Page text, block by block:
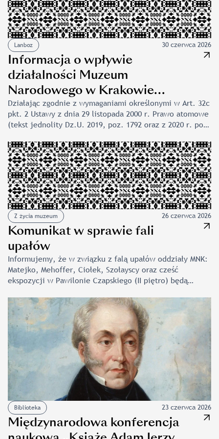
sierpnia 2026 roku na stronie whr.muzhp.pl. Plebiscyt
od lat pokazuje, że historia może przyciągać tłumy
i inspirować do rozmowy o przeszłości w nowoczesny,
angażujący sposób. W tegorocznej edycji […]
Lanboz 30 czerwca 2026
Informacja o wpływie
działalności Muzeum
Narodowego w Krakowie
na zdrowie ludzi i środowisko
Działając zgodnie z wymaganiami określonymi w Art. 32c
pkt. 2 Ustawy z dnia 29 listopada 2000 r. Prawo atomowe
(tekst jednolity Dz.U. 2019, poz. 1792 oraz z 2020 r. poz.
działalność związana z narażeniem na promieniowanie
jonizujące prowadzona w Laboratorium Analiz
i Nieniszczących Badań Obiektów Zabytkowych LANBOZ
nie miała wpływu na zdrowie ludzi i na środowisko.
Z życia muzeum 26 czerwca 2026
Komunikat w sprawie fali
upałów
Informujemy, że w związku z falą upałów oddziały MNK:
Matejko, Mehoffer, Ciołek, Szołayscy oraz cześć
ekspozycji w Pawilonie Czapskiego (II piętro) będą
w skróconych godzinach od 10.00 do 13.30. Godziny
otwarcia pozostałych oddziałów oraz zaplanowane
wydarzenia odbywają się bez zmian. Wszystkim
osobom, które zdecydują się spędzić ten czas
na wydarzeniu „Cuda Wianki. Świętojański weekend
gotycki”, przypominamy, że wiele z zaplanowanych
aktywności odbędzie się […]
Biblioteka 23 czerwca 2026
Międzynarodowa konferencja